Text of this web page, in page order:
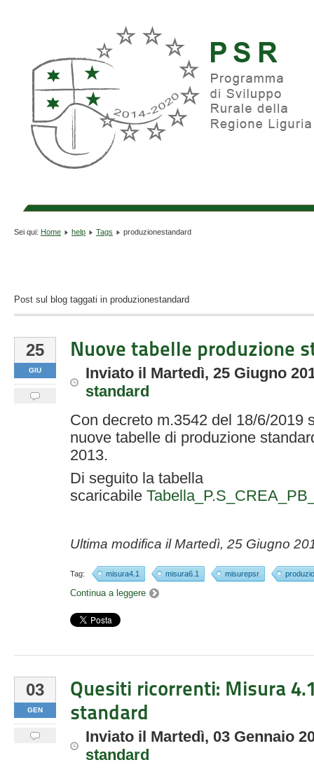
Sei qui: Home help Tags produzionestandard
Post sul blog taggati in produzionestandard
25
GIU
Nuove tabelle produzione
Inviato il Martedì, 25 Giugno
standard
Con decreto m.3542 del 18/6/2019
nuove tabelle di produzione
2013.
Di seguito la tabella
scaricabile
Ultima modifica ilMartedì, 25 Giugno
Tag: misura4.1 misura6.1 misurepsr
Continua a leggere
03
GEN
Quesiti ricorrenti: Misura
standard
Inviato il Martedì, 03 Gennaio
standard